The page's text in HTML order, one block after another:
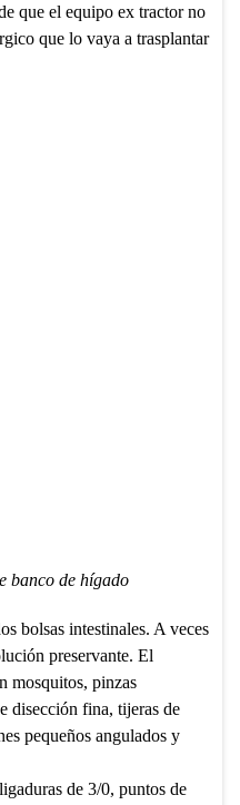
que el equipo ex tractor no
que lo vaya a trasplantar
banco de hígado
bolsas intestinales. A veces
preservante. El
mosquitos, pinzas
disección fina, tijeras de
pequeños angulados y
de 3/0, puntos de